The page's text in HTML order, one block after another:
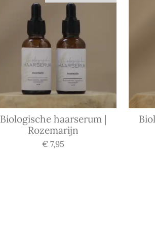
Biologische haarserum |
Rozemarijn
€ 7,95